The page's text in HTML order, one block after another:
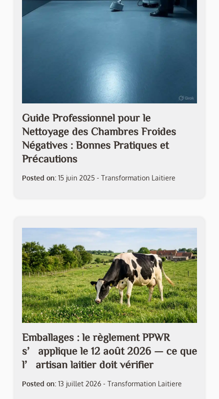
Guide Professionnel pour le
Nettoyage des Chambres Froides
Négatives : Bonnes Pratiques et
Précautions
Posted on: 15 juin 2025 - Transformation Laitiere
Emballages : le règlement PPWR
s’applique le 12 août 2026 — ce que
l’artisan laitier doit vérifier
Posted on: 13 juillet 2026 - Transformation Laitiere